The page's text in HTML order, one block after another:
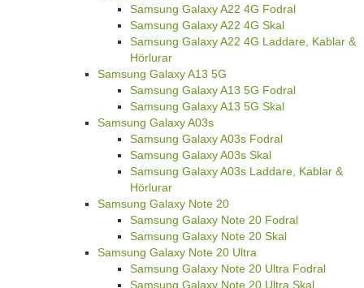
Samsung Galaxy A22 4G Fodral
Samsung Galaxy A22 4G Skal
Samsung Galaxy A22 4G Laddare, Kablar &
Hörlurar
Samsung Galaxy A13 5G
Samsung Galaxy A13 5G Fodral
Samsung Galaxy A13 5G Skal
Samsung Galaxy A03s
Samsung Galaxy A03s Fodral
Samsung Galaxy A03s Skal
Samsung Galaxy A03s Laddare, Kablar &
Hörlurar
Samsung Galaxy Note 20
Samsung Galaxy Note 20 Fodral
Samsung Galaxy Note 20 Skal
Samsung Galaxy Note 20 Ultra
Samsung Galaxy Note 20 Ultra Fodral
Samsung Galaxy Note 20 Ultra Skal